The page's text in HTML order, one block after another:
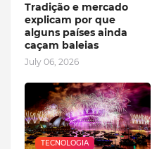
Tradição e mercado
explicam por que
alguns países ainda
caçam baleias
July 06, 2026
TECNOLOGIA